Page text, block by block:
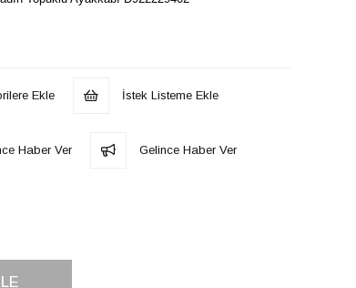
Ekle İstek Listeme Ekle
Haber Ver Gelince Haber Ver